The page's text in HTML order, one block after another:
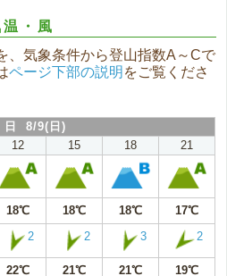
・風
、気象条件から登山指数A～Cで
ページ下部の説明 をご覧くださ
日 8/9(日)
12 15 18 21
18℃ 18℃ 18℃ 17℃
2 2 3 2
22℃ 21℃ 21℃ 19℃